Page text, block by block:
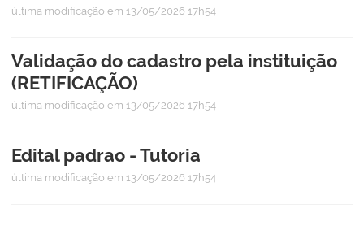
última modificação em 13/05/2026 17h54
Validação do cadastro pela instituição
(RETIFICAÇÃO)
última modificação em 13/05/2026 17h54
Edital padrao - Tutoria
última modificação em 13/05/2026 17h54